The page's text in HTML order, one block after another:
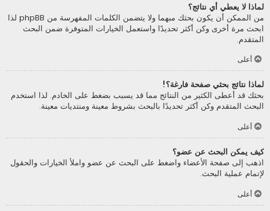
لماذا لا يعطي أي نتائج؟
من الممكن أن يكون بحثك مبهما ولا يتضمن الكلمات المفهرسة من phpBB لذا
ابحث مرة أخرى وكن أكثر تحديدًا واستعمل الخيارات المتوفرة ضمن البحث
المتقدم.
أعلى
لماذا نتائج بحثي صفحة فارغة؟!
بحثك قد أعطى الكثير من النتائج مما قد يسبب بضغط على الخادم. لذا استخدم
البحث المتقدم وكن أكثر تحديدًا بالبحث بشروط معينة ومنتديات معينة.
أعلى
كيف يمكن البحث عن عضو؟
اذهب إلى صفحة الأعضاء واضغط على البحث عن عضو واملأ الخيارات والحقول
لإتمام عملية البحث.
أعلى